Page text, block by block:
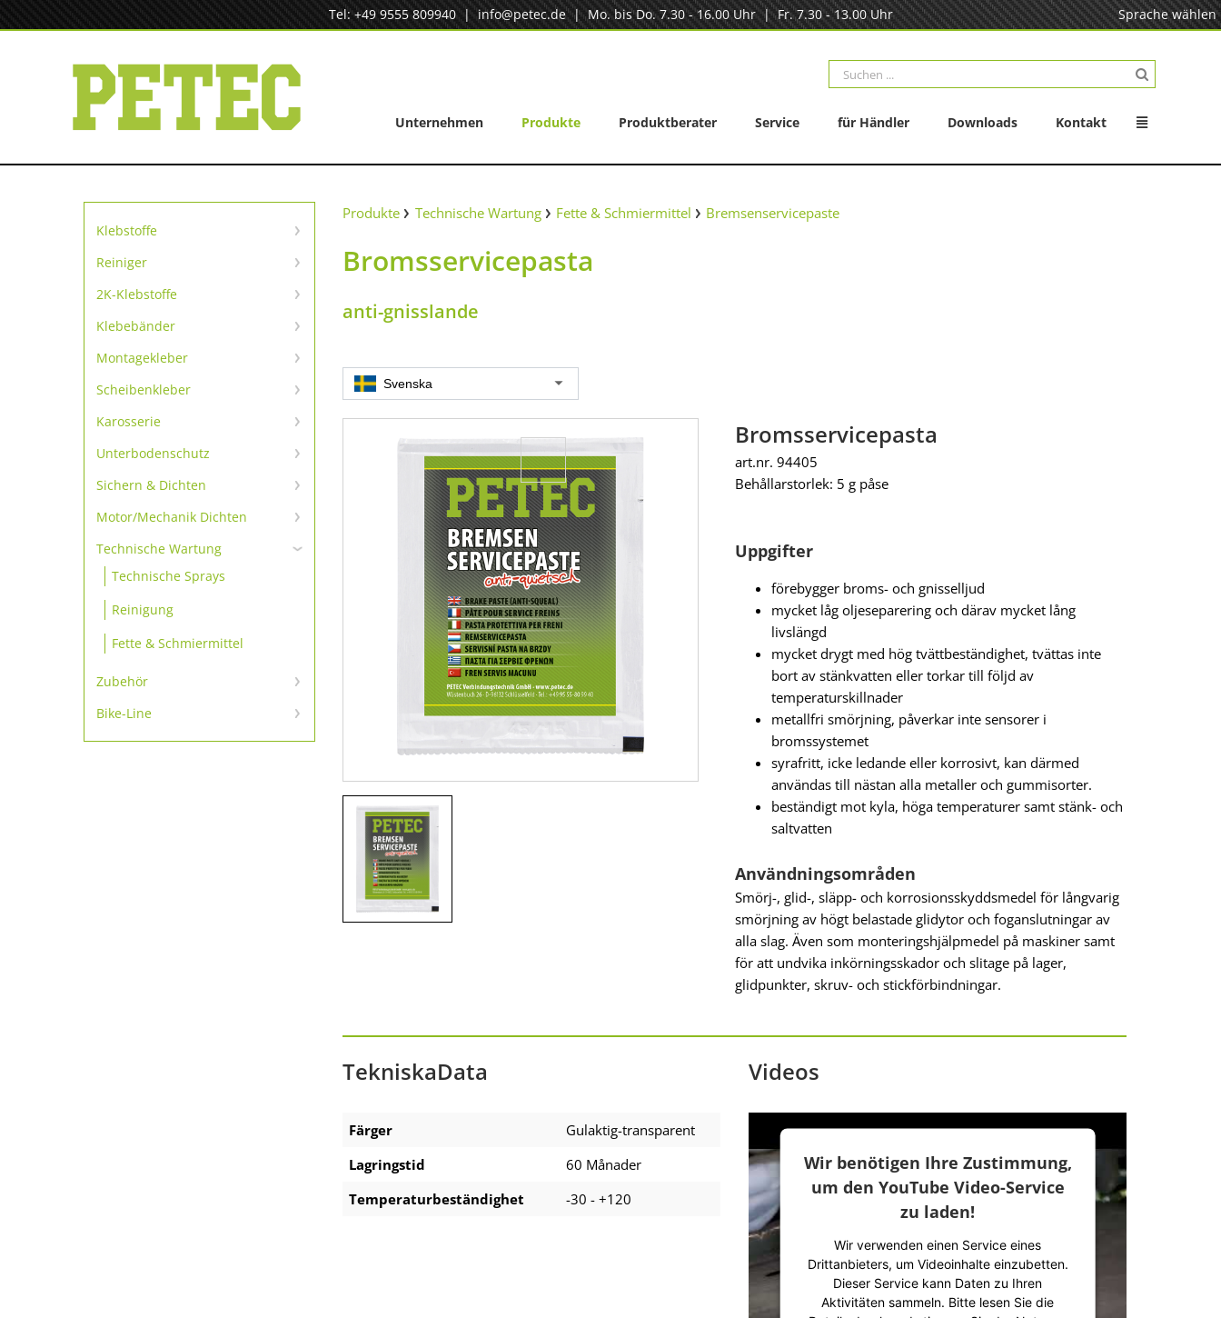
Inhalt
Tel: +49 9555 809940|info@petec.de| Mo. bis Do. 7.30 - 16.00 Uhr | Fr. 7.30 - 13.00 Uhr Sprache wählen
Suche
nach:
Unternehmen Produkte Produktberater Service für Händler Downloads Kontakt
Klebstoffe
Sofortklebstoffe
SpeedBond Klebesystem
Kontaktklebstoffe
Reiniger
Reiniger
2K-Klebstoffe
Universelle Reparatur
Metallreparatur
Klebebänder
TapeLine Klebebänder
Montagekleber
Kleben & Dichten
Scheibenkleber
Scheibenkleber-primerlos
Scheibenkleber-Set
Scheibenkleber
Scheibenkleber Zubehör
Karosserie
Karosserie Klebe- und
Karosserie-Reparatur
Karosseriedichtschnur & -
bänder
Unterbodenschutz
Unterbodenschutz &
Sichern & Dichten
Schrauben sichern
Sichern
Dichten
Gewindedichtungen
Motor/Mechanik Dichten
Motordichtmassen
Additive
Technische Wartung
Technische Sprays
Reinigung
Fette & Schmiermittel
Zubehör
Zubehör
Ausdrückpistolen
Bike-Line
Bike-Line
Produkte Technische Wartung Fette & Schmiermittel Bremsenservicepaste
Bromsservicepasta
anti-gnisslande
Svenska
Bromsservicepasta
art.nr. 94405
Behållarstorlek: 5 g påse
Uppgifter
förebygger broms- och gnisselljud
mycket låg oljeseparering och därav mycket lång
livslängd
mycket drygt med hög tvättbeständighet, tvättas inte
bort av stänkvatten eller torkar till följd av
temperaturskillnader
metallfri smörjning, påverkar inte sensorer i
bromssystemet
syrafritt, icke ledande eller korrosivt, kan därmed
användas till nästan alla metaller och gummisorter.
beständigt mot kyla, höga temperaturer samt stänk- och
saltvatten
Användningsområden
Smörj-, glid-, släpp- och korrosionsskyddsmedel för långvarig
smörjning av högt belastade glidytor och foganslutningar av
alla slag. Även som monteringshjälpmedel på maskiner samt
för att undvika inkörningsskador och slitage på lager,
glidpunkter, skruv- och stickförbindningar.
TekniskaData
Färger
Gulaktig-transparent
Lagringstid
60 Månader
Temperaturbeständighet
-30 - +120
Videos
Wir benötigen Ihre Zustimmung,
um den YouTube Video-Service
zu laden!
Wir verwenden einen Service eines
Drittanbieters, um Videoinhalte einzubetten.
Dieser Service kann Daten zu Ihren
Aktivitäten sammeln. Bitte lesen Sie die